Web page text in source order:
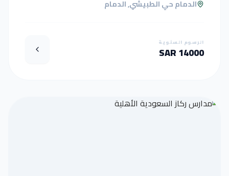
الدمام حي الطبيشي, الدمام
الرسوم السنوية
14000 SAR